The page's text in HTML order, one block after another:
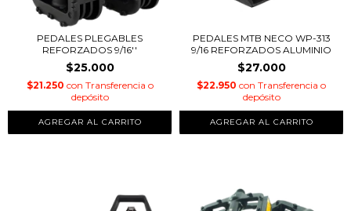
PEDALES PLEGABLES
REFORZADOS 9/16''
$25.000
$21.250 con Transferencia o
depósito
PEDALES MTB NECO WP-313
9/16 REFORZADOS ALUMINIO
$27.000
$22.950 con Transferencia o
depósito